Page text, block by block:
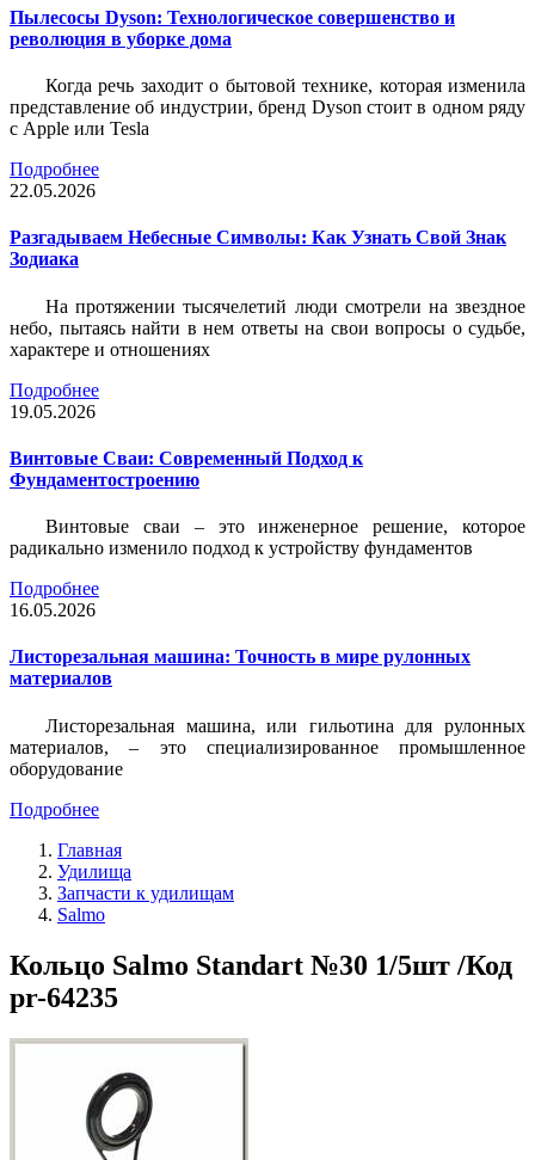
Пылесосы Dyson: Технологическое совершенство и
революция в уборке дома
Когда речь заходит о бытовой технике, которая изменила
представление об индустрии, бренд Dyson стоит в одном ряду
с Apple или Tesla
Подробнее
22.05.2026
Разгадываем Небесные Символы: Как Узнать Свой Знак
Зодиака
На протяжении тысячелетий люди смотрели на звездное
небо, пытаясь найти в нем ответы на свои вопросы о судьбе,
характере и отношениях
Подробнее
19.05.2026
Винтовые Сваи: Современный Подход к
Фундаментостроению
Винтовые сваи – это инженерное решение, которое
радикально изменило подход к устройству фундаментов
Подробнее
16.05.2026
Листорезальная машина: Точность в мире рулонных
материалов
Листорезальная машина, или гильотина для рулонных
материалов, – это специализированное промышленное
оборудование
Подробнее
Главная
Удилища
Запчасти к удилищам
Salmo
Кольцо Salmo Standart №30 1/5шт /Код
pr-64235